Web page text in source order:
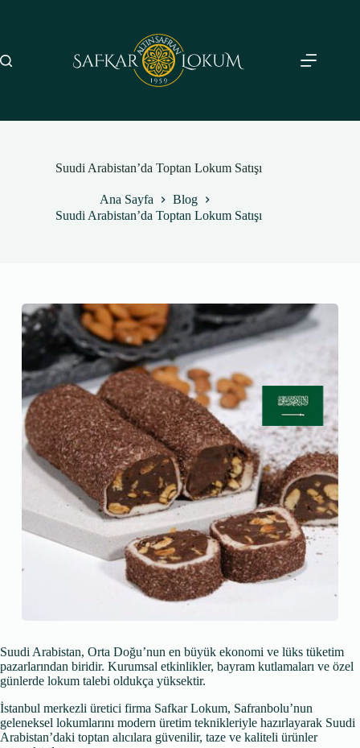
Suudi Arabistan’da Toptan Lokum Satışı
Ana Sayfa
Blog
Suudi Arabistan’da Toptan Lokum Satışı
Suudi Arabistan, Orta Doğu’nun en büyük ekonomi ve lüks tüketim
pazarlarından biridir. Kurumsal etkinlikler, bayram kutlamaları ve özel
günlerde lokum talebi oldukça yüksektir.
İstanbul merkezli üretici firma Safkar Lokum, Safranbolu’nun
geleneksel lokumlarını modern üretim teknikleriyle hazırlayarak Suudi
Arabistan’daki toptan alıcılara güvenilir, taze ve kaliteli ürünler